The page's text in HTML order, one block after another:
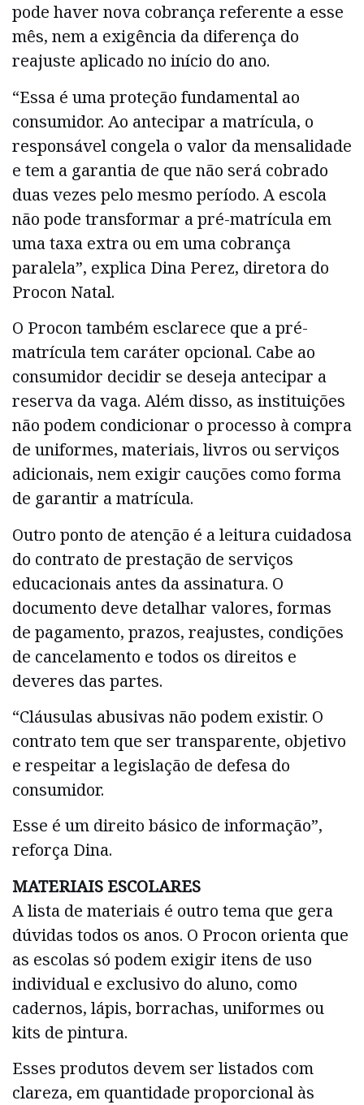
pode haver nova cobrança referente a esse
mês, nem a exigência da diferença do
reajuste aplicado no início do ano.
“Essa é uma proteção fundamental ao
consumidor. Ao antecipar a matrícula, o
responsável congela o valor da mensalidade
e tem a garantia de que não será cobrado
duas vezes pelo mesmo período. A escola
não pode transformar a pré-matrícula em
uma taxa extra ou em uma cobrança
paralela”, explica Dina Perez, diretora do
Procon Natal.
O Procon também esclarece que a pré-
matrícula tem caráter opcional. Cabe ao
consumidor decidir se deseja antecipar a
reserva da vaga. Além disso, as instituições
não podem condicionar o processo à compra
de uniformes, materiais, livros ou serviços
adicionais, nem exigir cauções como forma
de garantir a matrícula.
Outro ponto de atenção é a leitura cuidadosa
do contrato de prestação de serviços
educacionais antes da assinatura. O
documento deve detalhar valores, formas
de pagamento, prazos, reajustes, condições
de cancelamento e todos os direitos e
deveres das partes.
“Cláusulas abusivas não podem existir. O
contrato tem que ser transparente, objetivo
e respeitar a legislação de defesa do
consumidor.
Esse é um direito básico de informação”,
reforça Dina.
MATERIAIS ESCOLARES
A lista de materiais é outro tema que gera
dúvidas todos os anos. O Procon orienta que
as escolas só podem exigir itens de uso
individual e exclusivo do aluno, como
cadernos, lápis, borrachas, uniformes ou
kits de pintura.
Esses produtos devem ser listados com
clareza, em quantidade proporcional às